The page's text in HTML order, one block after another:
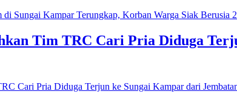
Tim TRC Cari Pria Diduga